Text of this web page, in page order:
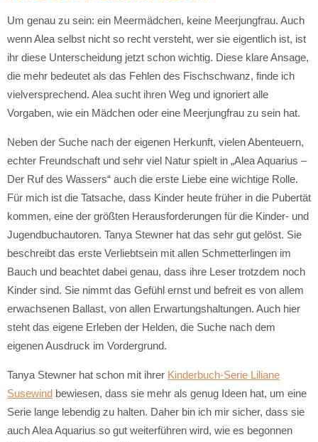
Um genau zu sein: ein Meermädchen, keine Meerjungfrau. Auch
wenn Alea selbst nicht so recht versteht, wer sie eigentlich ist, ist
ihr diese Unterscheidung jetzt schon wichtig. Diese klare Ansage,
die mehr bedeutet als das Fehlen des Fischschwanz, finde ich
vielversprechend. Alea sucht ihren Weg und ignoriert alle
Vorgaben, wie ein Mädchen oder eine Meerjungfrau zu sein hat.
Neben der Suche nach der eigenen Herkunft, vielen Abenteuern,
echter Freundschaft und sehr viel Natur spielt in „Alea Aquarius –
Der Ruf des Wassers“ auch die erste Liebe eine wichtige Rolle.
Für mich ist die Tatsache, dass Kinder heute früher in die Pubertät
kommen, eine der größten Herausforderungen für die Kinder- und
Jugendbuchautoren. Tanya Stewner hat das sehr gut gelöst. Sie
beschreibt das erste Verliebtsein mit allen Schmetterlingen im
Bauch und beachtet dabei genau, dass ihre Leser trotzdem noch
Kinder sind. Sie nimmt das Gefühl ernst und befreit es von allem
erwachsenen Ballast, von allen Erwartungshaltungen. Auch hier
steht das eigene Erleben der Helden, die Suche nach dem
eigenen Ausdruck im Vordergrund.
Tanya Stewner hat schon mit ihrer Kinderbuch-Serie Liliane
Susewind bewiesen, dass sie mehr als genug Ideen hat, um eine
Serie lange lebendig zu halten. Daher bin ich mir sicher, dass sie
auch Alea Aquarius so gut weiterführen wird, wie es begonnen